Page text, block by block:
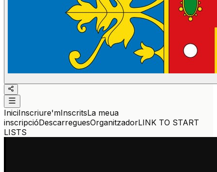
IniciInscriure'mInscritsLa meua
inscripcióDescarreguesOrganitzadorLINK TO START
LISTS